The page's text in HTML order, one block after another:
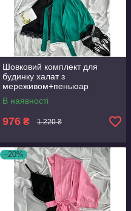
Шовковий комплект для
будинку халат з
мереживом+пеньюар
атлас,шовк
В наявності
976 ₴ 1 220 ₴
–20%